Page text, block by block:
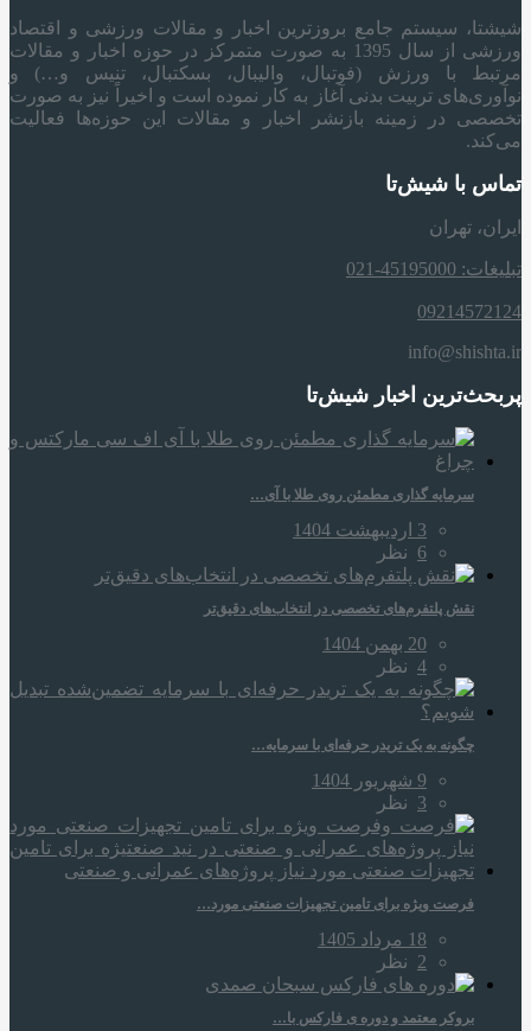
شیشتا، سیستم جامع بروزترین اخبار و مقالات ورزشی و اقتصاد
ورزشی از سال 1395 به صورت متمرکز در حوزه اخبار و مقالات
مرتبط با ورزش (فوتبال، والیبال، بسکتبال، تنیس و…) و
نوآوری‌های تربیت بدنی آغاز به کار نموده است و اخیراً نیز به صورت
تخصصی در زمینه بازنشر اخبار و مقالات این حوزه‌ها فعالیت
می‌کند.
تماس با شیش‌تا
ایران، تهران
تبلیغات: 45195000-021
09214572124
info@shishta.ir
پربحث‌ترین اخبار شیش‌تا
سرمایه‌ گذاری مطمئن روی طلا با آی…
3 اردیبهشت 1404
6 نظر
نقش پلتفرم‌های تخصصی در انتخاب‌های دقیق‌تر
20 بهمن 1404
4 نظر
چگونه به یک تریدر حرفه‌ای با سرمایه…
9 شهریور 1404
3 نظر
فرصت ویژه برای تامین تجهیزات صنعتی مورد…
18 مرداد 1405
2 نظر
بروکر معتمد و دوره‌ ی فارکس با…